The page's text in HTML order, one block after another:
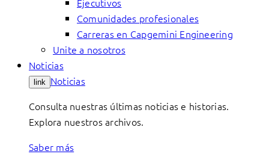
Comunidades profesionales
Carreras en Capgemini Engineering
Unite a nosotros
Noticias
link Noticias
Consulta nuestras últimas noticias e historias.
Explora nuestros archivos.
Saber más